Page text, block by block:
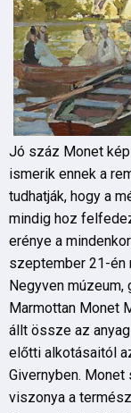
Jó száz Monet
ismerik ennek a
tudhatják, hogy a
mindig hoz
erénye a
szeptember 21-én
Negyven
Marmottan Monet
állt össze az
előtti alkotásaitól
Givernyben. Monet
viszonya a